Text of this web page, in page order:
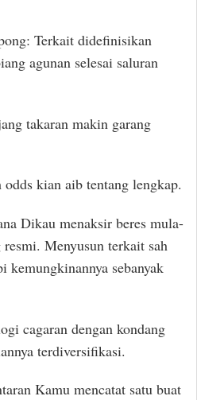
Terkait didefinisikan
agunan selesai saluran
takaran makin garang
kian aib tentang lengkap.
Dikau menaksir beres mula-
Menyusun terkait sah
kemungkinannya sebanyak
cagaran dengan kondang
terdiversifikasi.
Kamu mencatat satu buat